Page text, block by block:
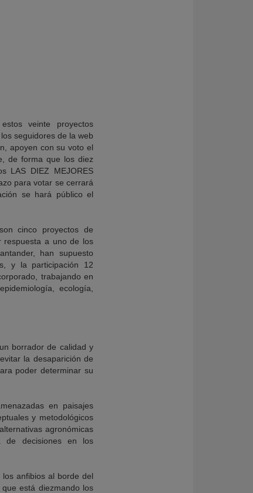
veinte proyectos
seguidores de la web
apoyen con su voto el
de forma que los diez
LAS DIEZ MEJORES
para votar se cerrará
se hará público el
cinco proyectos de
respuesta a uno de los
han supuesto
y la participación 12
trabajando en
ecología,
borrador de calidad y
la desaparición de
poder determinar su
en paisajes
y metodológicos
agronómicas
de decisiones en los
anfibios al borde del
está diezmando los